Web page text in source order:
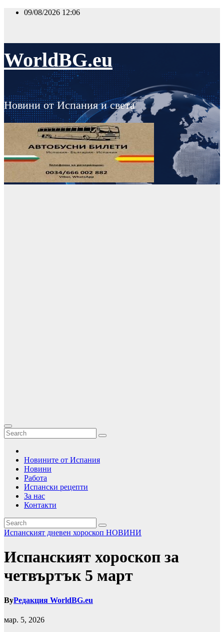
Skip
09/08/2026 12:06
WorldBG.eu
Новини от Испания и света
Новините от Испания
Новини
Работа
Испански рецепти
За нас
Контакти
Испанският дневен хороскоп НОВИНИ
Испанският хороскоп за
четвъртък 5 март
ByРедакция WorldBG.eu
мар. 5, 2026